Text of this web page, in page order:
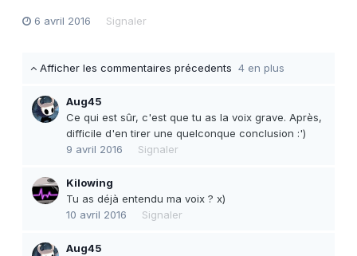
6 avril 2016 Signaler
Afficher les commentaires précedents 4 en plus
Aug45
Ce qui est sûr, c'est que tu as la voix grave. Après,
difficile d'en tirer une quelconque conclusion :')
9 avril 2016
Signaler
Kilowing
Tu as déjà entendu ma voix ? x)
10 avril 2016
Signaler
Aug45